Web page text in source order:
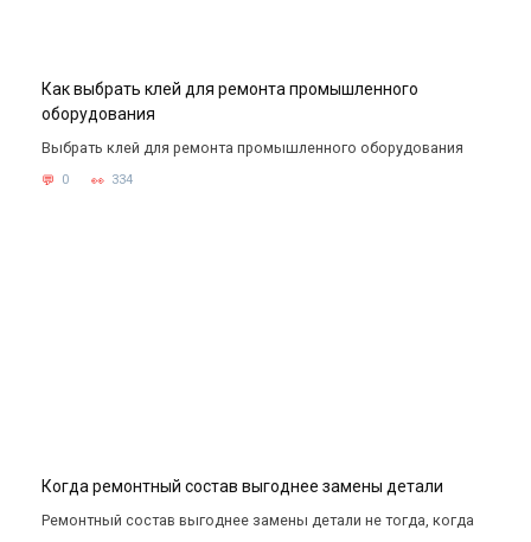
Как выбрать клей для ремонта промышленного
оборудования
Выбрать клей для ремонта промышленного оборудования
0 334
Когда ремонтный состав выгоднее замены детали
Ремонтный состав выгоднее замены детали не тогда, когда